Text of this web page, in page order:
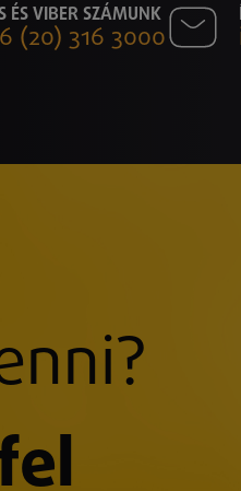
ÉS VIBER SZÁMUNK
(20) 316 3000